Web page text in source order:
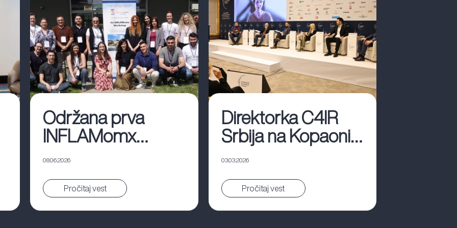
Održana prva
INFLAMomx
radionica u
Beogradu
08.06.2026
Pročitaj vest
Direktorka C4IR
Srbija na Kopaonik
biznis forumu
03.03.2026
Pročitaj vest